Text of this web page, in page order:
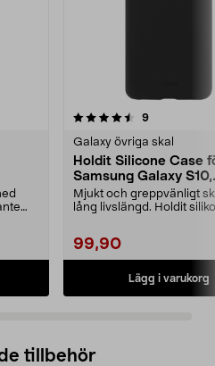
9recensioner
Galaxy övriga skal
Holdit Silicone Case
Samsung Galaxy S10,
mobilskal
Mjukt och greppvänligt
lång livslängd. Holdit
99,90
Lägg i varukorg
4.0 av 5 stjärnor
tillbehör